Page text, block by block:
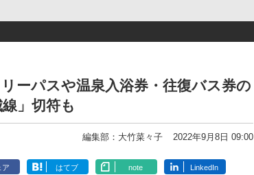
ーパスや温泉入浴券・往復バス券の
」切符も
編集部：大竹菜々子 2022年9月8日 09:00
ア はてブ note LinkedIn